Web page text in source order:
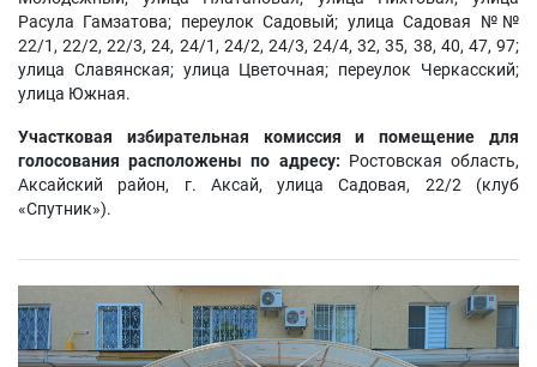
Расула Гамзатова; переулок Садовый; улица Садовая №№
22/1, 22/2, 22/3, 24, 24/1, 24/2, 24/3, 24/4, 32, 35, 38, 40, 47, 97;
улица Славянская; улица Цветочная; переулок Черкасский;
улица Южная.
Участковая избирательная комиссия и помещение для
голосования расположены по адресу: Ростовская область,
Аксайский район, г. Аксай, улица Садовая, 22/2 (клуб
«Спутник»).